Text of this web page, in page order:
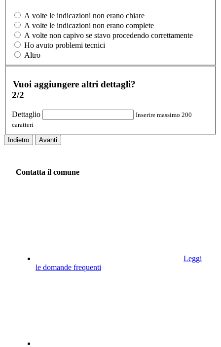
A volte le indicazioni non erano chiare
A volte le indicazioni non erano complete
A volte non capivo se stavo procedendo correttamente
Ho avuto problemi tecnici
Altro
Vuoi aggiungere altri dettagli?
2/2
Dettaglio
Inserire massimo 200
caratteri
Indietro Avanti
Contatta il comune
Leggi
le domande frequenti